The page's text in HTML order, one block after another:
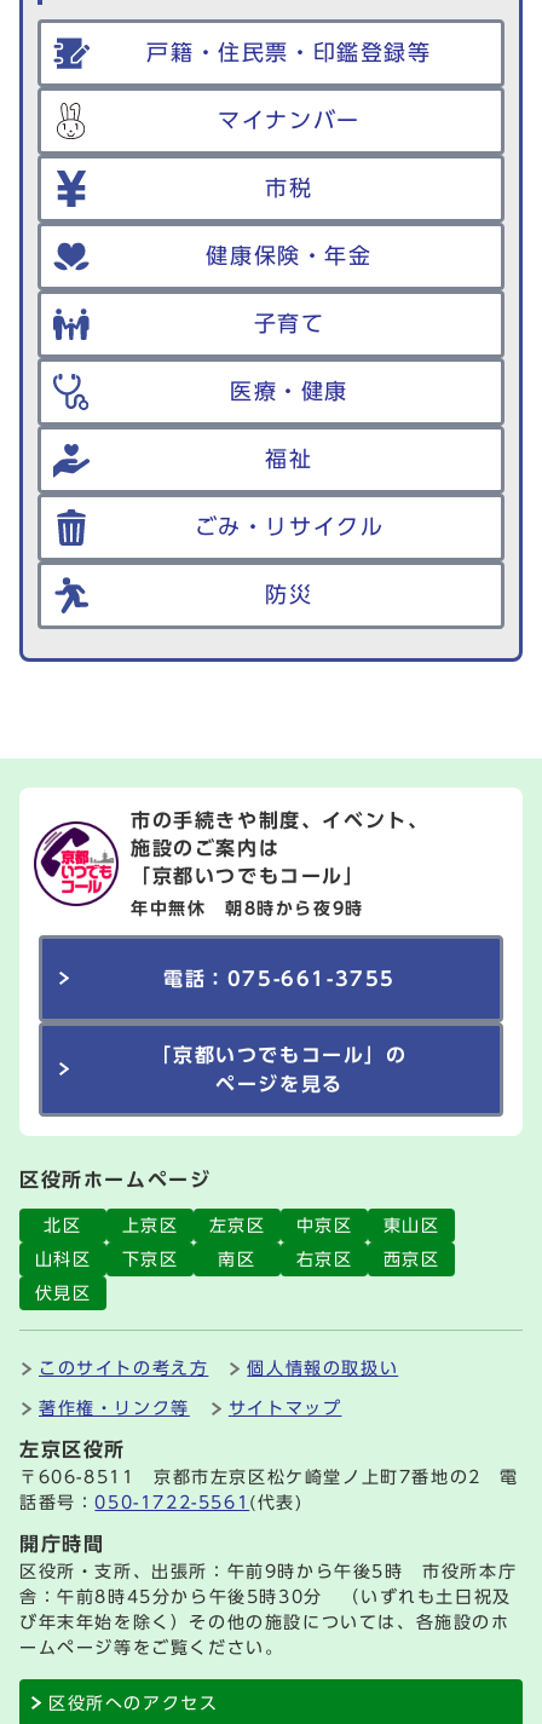
戸籍・住民票・印鑑登録等
マイナンバー
市税
健康保険・年金
子育て
医療・健康
福祉
ごみ・リサイクル
防災
市の手続きや制度、イベント、
施設のご案内は
「京都いつでもコール」
年中無休 朝8時から夜9時
電話：075-661-3755
「京都いつでもコール」の
ページを見る
区役所ホームページ
北区 上京区 左京区 中京区
東山区
山科区
下京区 南区 右京区
西京区
伏見区
このサイトの考え方 個人情報の取扱い
著作権・リンク等 サイトマップ
左京区役所
〒606-8511 京都市左京区松ケ崎堂ノ上町7番地の2 電
話番号：050-1722-5561 (代表)
開庁時間
区役所・支所、出張所：午前9時から午後5時 市役所本庁
舎：午前8時45分から午後5時30分 （いずれも土日祝及
び年末年始を除く）その他の施設については、各施設のホ
ームページ等をご覧ください。
区役所へのアクセス